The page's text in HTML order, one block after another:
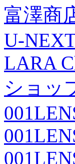
富澤商
U-
LARA
ショッ